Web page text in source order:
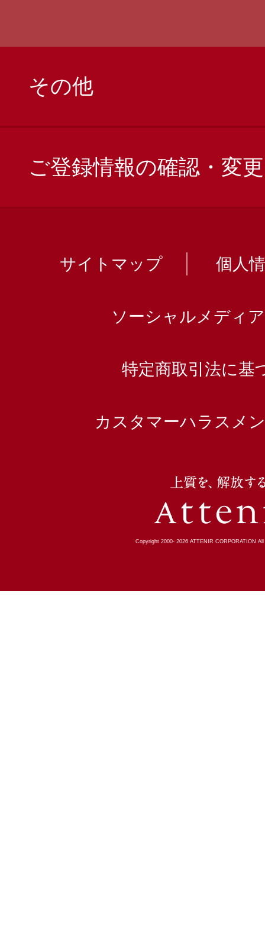
その他
ご登録情報の確認・変更
サイトマップ 個人
ソーシャルメディ
特定商取引法に基
カスタマーハラスメ
Copyright 2000- 2026ATTENIR CORPORATION